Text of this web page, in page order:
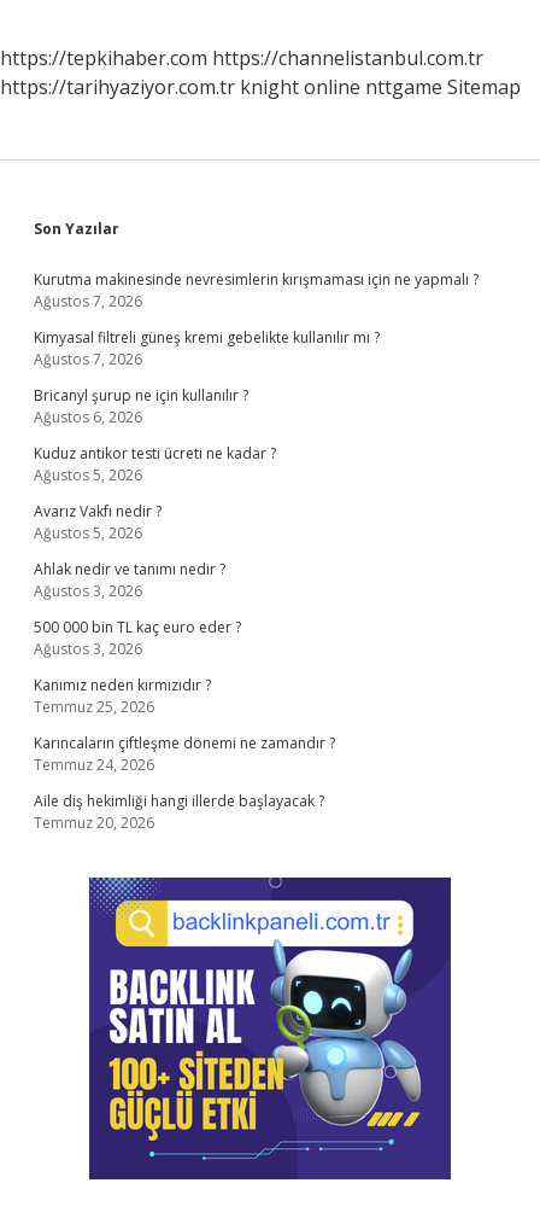
https://tepkihaber.com https://channelistanbul.com.tr
https://tarihyaziyor.com.tr knight online nttgame Sitemap
Sidebar
Son Yazılar
Kurutma makinesinde nevresimlerin kırışmaması için ne yapmalı ?
Ağustos 7, 2026
Kimyasal filtreli güneş kremi gebelikte kullanılır mı ?
Ağustos 7, 2026
Bricanyl şurup ne için kullanılır ?
Ağustos 6, 2026
Kuduz antikor testi ücreti ne kadar ?
Ağustos 5, 2026
Avarız Vakfı nedir ?
Ağustos 5, 2026
Ahlak nedir ve tanımı nedir ?
Ağustos 3, 2026
500 000 bin TL kaç euro eder ?
Ağustos 3, 2026
Kanımız neden kırmızıdır ?
Temmuz 25, 2026
Karıncaların çiftleşme dönemi ne zamandır ?
Temmuz 24, 2026
Aile diş hekimliği hangi illerde başlayacak ?
Temmuz 20, 2026